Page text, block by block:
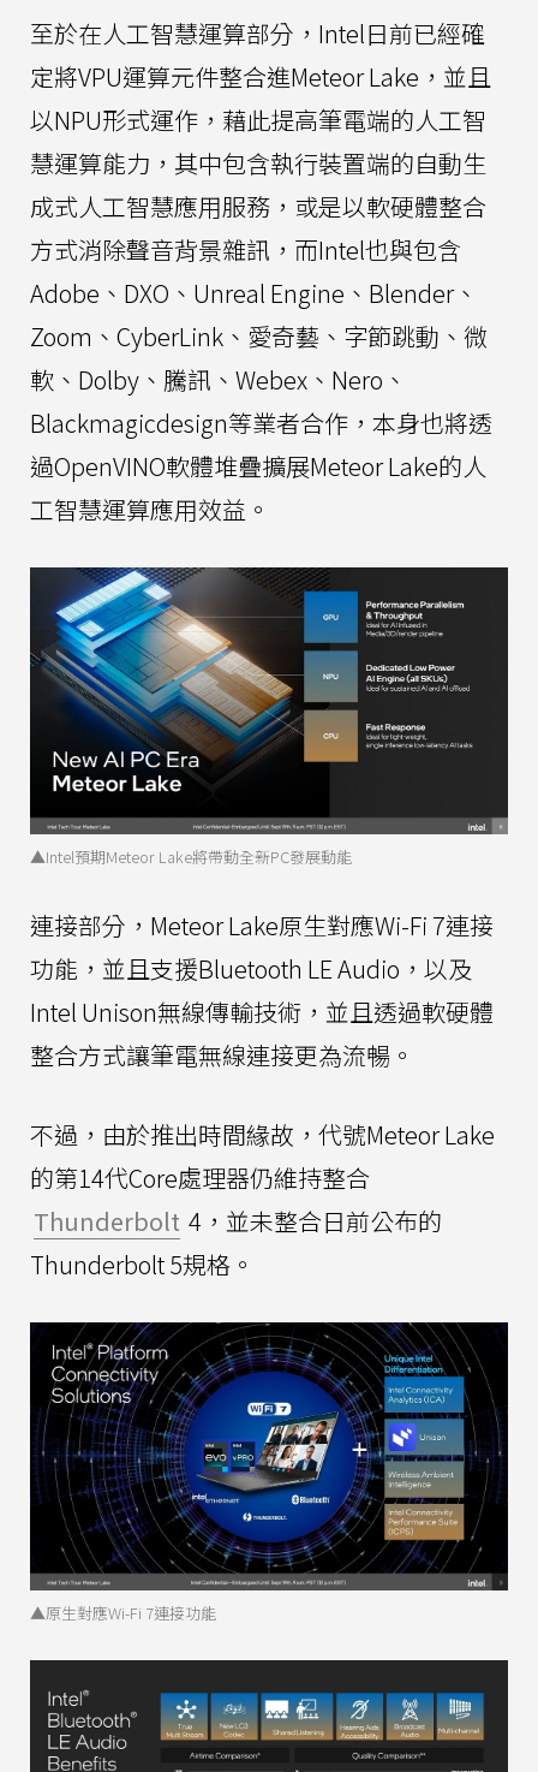
至於在人工智慧運算部分，Intel日前已經確
定將VPU運算元件整合進Meteor Lake，並且
以NPU形式運作，藉此提高筆電端的人工智
慧運算能力，其中包含執行裝置端的自動生
成式人工智慧應用服務，或是以軟硬體整合
方式消除聲音背景雜訊，而Intel也與包含
Adobe、DXO、Unreal Engine、Blender、
Zoom、CyberLink、愛奇藝、字節跳動、微
軟、Dolby、騰訊、Webex、Nero、
Blackmagicdesign等業者合作，本身也將透
過OpenVINO軟體堆疊擴展Meteor Lake的人
工智慧運算應用效益。
▲Intel預期Meteor Lake將帶動全新PC發展動能
連接部分，Meteor Lake原生對應Wi-Fi 7連接
功能，並且支援Bluetooth LE Audio，以及
Intel Unison無線傳輸技術，並且透過軟硬體
整合方式讓筆電無線連接更為流暢。
不過，由於推出時間緣故，代號Meteor Lake
的第14代Core處理器仍維持整合
Thunderbolt 4，並未整合日前公布的
Thunderbolt 5規格。
▲原生對應Wi-Fi 7連接功能